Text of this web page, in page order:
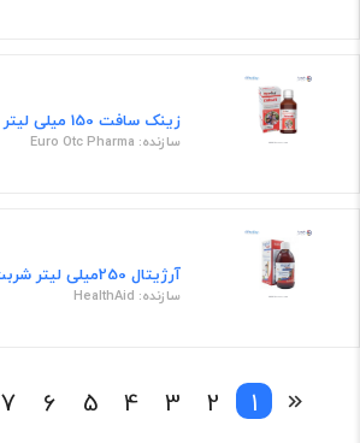
زینک سافت 150 میلی لیتر شربت
سازنده: Euro Otc Pharma
آرژیتال 250میلی لیتر شربت
سازنده: HealthAid
1
2
3
4
5
6
7